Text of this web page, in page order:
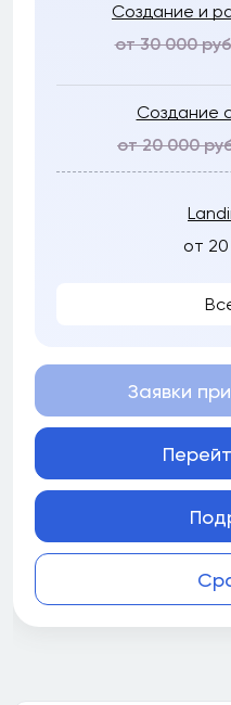
Создание и
от 30 000
Создание
от 20 000
от
Заявки